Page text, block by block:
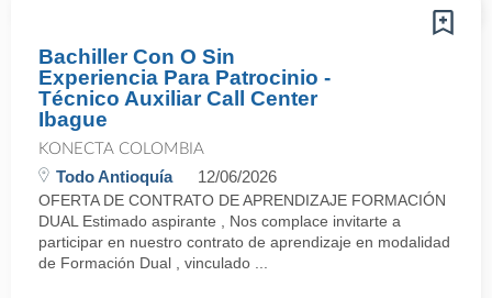
Bachiller Con O Sin
Experiencia Para Patrocinio -
Técnico Auxiliar Call Center
Ibague
KONECTA COLOMBIA
Todo Antioquía 12/06/2026
OFERTA DE CONTRATO DE APRENDIZAJE FORMACIÓN
DUAL Estimado aspirante , Nos complace invitarte a
participar en nuestro contrato de aprendizaje en modalidad
de Formación Dual , vinculado ...